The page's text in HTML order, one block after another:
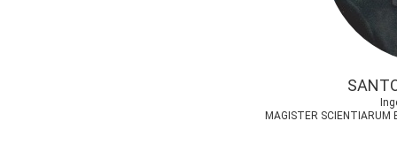
MAGISTER SCIENTIARUM